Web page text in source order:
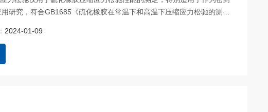
研究，符合GB1685《硫化橡胶在常温下和高温下压缩应力松驰的测
2024-01-09